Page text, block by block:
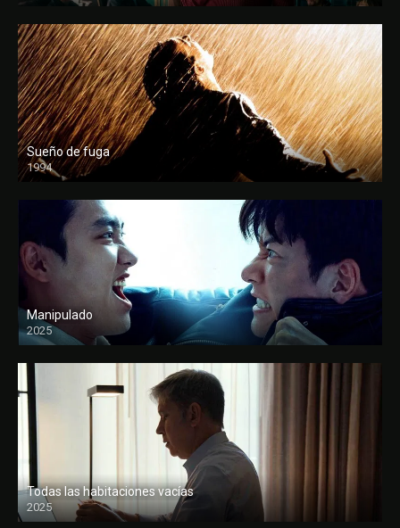
Sueño de fuga
1994
FULL HD
Manipulado
2025
Todas las habitaciones vacías
2025
FULL HD